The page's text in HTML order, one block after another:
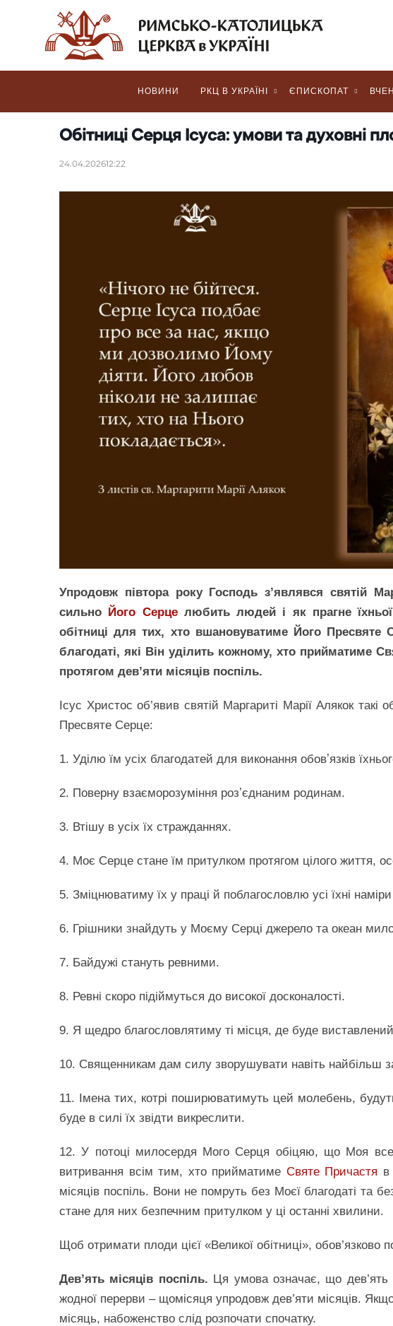
НОВИНИ РКЦ В УКРАЇНІ ЄПИСКОПАТ
Обітниці Серця Ісуса: умови та духовні
24.04.202612:22
Упродовж півтора року Господь з’являвся святій
сильно Його Серцелюбить людей і як прагне їхньої
обітниці для тих, хто вшановуватиме Його Пресвяте
благодаті, які Він уділить кожному, хто прийматиме
протягом дев’яти місяців поспіль.
Ісус Христос об’явив святій Маргариті Марії Алякок
Пресвяте Серце:
1. Уділю їм усіх благодатей для виконання обовʼязків
2. Поверну взаєморозуміння розʼєднаним родинам.
3. Втішу в усіх їх стражданнях.
4. Моє Серце стане їм притулком протягом цілого життя,
5. Зміцнюватиму їх у праці й поблагословлю усі їхні
6. Грішники знайдуть у Моєму Серці джерело та океан
7. Байдужі стануть ревними.
8. Ревні скоро підіймуться до високої досконалості.
9. Я щедро благословлятиму ті місця, де буде
10. Священникам дам силу зворушувати навіть найбільш
11. Імена тих, котрі поширюватимуть цей молебень,
буде в силі їх звідти викреслити.
12. У потоці милосердя Мого Серця обіцяю, що Моя
витривання всім тим, хто прийматиме Святе Причастя в
місяців поспіль. Вони не помруть без Моєї благодаті та
стане для них безпечним притулком у ці останні хвилини.
Щоб отримати плоди цієї «Великої обітниці», обов’язково
Дев’ять місяців поспіль. Ця умова означає, що дев’ять
жодної перерви – щомісяця упродовж дев’яти місяців.
місяць, набоженство слід розпочати спочатку.